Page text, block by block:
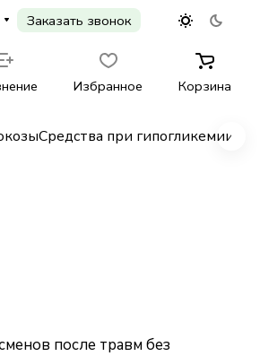
Заказать звонок
Избранное Корзина
Средства при гипогликемии
после травм без